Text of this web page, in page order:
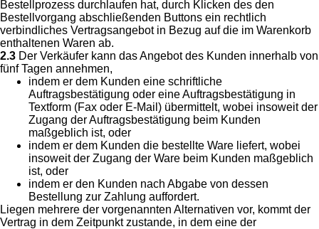
Bestellprozess durchlaufen hat, durch Klicken des den
Bestellvorgang abschließenden Buttons ein rechtlich
verbindliches Vertragsangebot in Bezug auf die im Warenkorb
enthaltenen Waren ab.
2.3 Der Verkäufer kann das Angebot des Kunden innerhalb von
fünf Tagen annehmen,
indem er dem Kunden eine schriftliche
Auftragsbestätigung oder eine Auftragsbestätigung in
Textform (Fax oder E-Mail) übermittelt, wobei insoweit der
Zugang der Auftragsbestätigung beim Kunden
maßgeblich ist, oder
indem er dem Kunden die bestellte Ware liefert, wobei
insoweit der Zugang der Ware beim Kunden maßgeblich
ist, oder
indem er den Kunden nach Abgabe von dessen
Bestellung zur Zahlung auffordert.
Liegen mehrere der vorgenannten Alternativen vor, kommt der
Vertrag in dem Zeitpunkt zustande, in dem eine der